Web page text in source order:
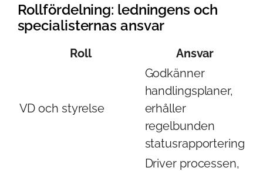
Rollfördelning: ledningens och
specialisternas ansvar
Roll Ansvar
VD och styrelse
Godkänner
handlingsplaner,
erhåller
regelbunden
statusrapportering
Driver processen,